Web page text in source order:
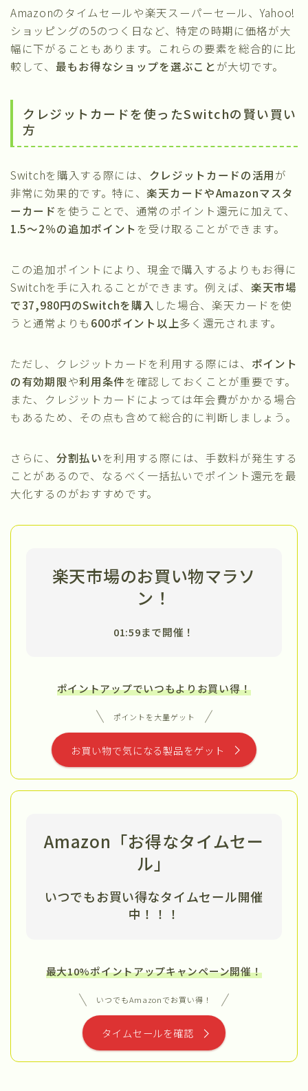
Amazonのタイムセールや楽天スーパーセール、Yahoo!
ショッピングの5のつく日など、特定の時期に価格が大
幅に下がることもあります。これらの要素を総合的に比
較して、 最もお得なショップを選ぶことが大切です。
クレジットカードを使ったSwitchの賢い買い
方
Switchを購入する際には、 クレジットカードの活用が
非常に効果的です。特に、楽天カードやAmazonマスタ
ーカード を使うことで、通常のポイント還元に加えて、
1.5〜2％の追加ポイント を受け取ることができます。
この追加ポイントにより、現金で購入するよりもお得に
Switchを手に入れることができます。例えば、 楽天市場
で37,980円のSwitchを購入 した場合、楽天カードを使
うと通常よりも 600ポイント以上多く還元されます。
ただし、クレジットカードを利用する際には、 ポイント
の有効期限や利用条件を確認しておくことが重要です。
また、クレジットカードによっては年会費がかかる場合
もあるため、その点も含めて総合的に判断しましょう。
さらに、 分割払いを利用する際には、手数料が発生する
ことがあるので、なるべく一括払いでポイント還元を最
大化するのがおすすめです。
楽天市場のお買い物マラソ
ン！
01:59まで開催！
ポイントアップでいつもよりお買い得！
ポイントを大量ゲット
お買い物で気になる製品をゲット
Amazon「お得なタイムセー
ル」
いつでもお買い得なタイムセール開催
中 ！！！
最大10%ポイントアップキャンペーン開催！
いつでもAmazonでお買い得！
タイムセールを確認